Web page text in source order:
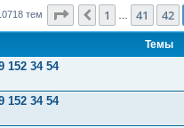
тем Страница 43из 429
Пред.
1 41 42
Темы
152 34 54
152 34 54